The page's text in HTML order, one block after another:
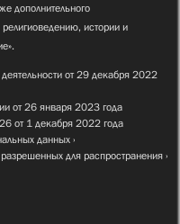
дополнительного
истории и
от 29 декабря 2022
от 26 января 2023 года
от 1 декабря 2022 года
данных
для распространения